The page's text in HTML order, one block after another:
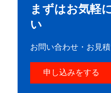
まずはお気軽
い
お問い合わせ・お見積
申し込みをする